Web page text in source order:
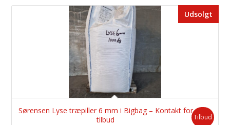
Udsolgt
Sørensen Lyse træpiller 6 mm i Bigbag – Kontakt for
tilbud
Tilbud